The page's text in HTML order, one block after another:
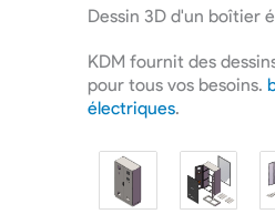
Dessin 3D d'un boîtier
KDM fournit des
pour tous vos besoins.
électriques.